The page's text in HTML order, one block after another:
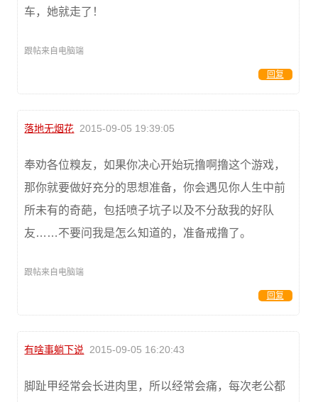
车，她就走了！
跟帖来自电脑端
回复
落地无烟花 2015-09-05 19:39:05
奉劝各位糗友，如果你决心开始玩撸啊撸这个游戏，
那你就要做好充分的思想准备，你会遇见你人生中前
所未有的奇葩，包括喷子坑子以及不分敌我的好队
友……不要问我是怎么知道的，准备戒撸了。
跟帖来自电脑端
回复
有啥事躺下说 2015-09-05 16:20:43
脚趾甲经常会长进肉里，所以经常会痛，每次老公都